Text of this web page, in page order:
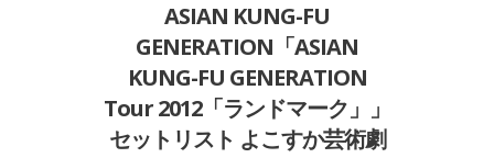
ASIAN KUNG-FU
GENERATION「ASIAN
KUNG-FU GENERATION
Tour 2012「ランドマーク」」
セットリスト よこすか芸術劇